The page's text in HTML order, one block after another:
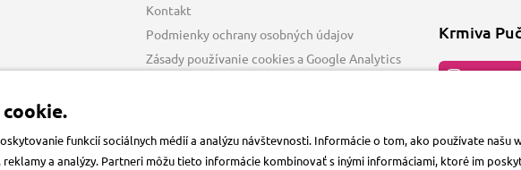
Kontakt
Podmienky ochrany osobných údajov
Zásady používanie cookies a Google Analytics
Krmiva
funkcií sociálnych médií a analýzu návštevnosti. Informácie o tom, ako používate našu
a analýzy. Partneri môžu tieto informácie kombinovať s inými informáciami, ktoré im